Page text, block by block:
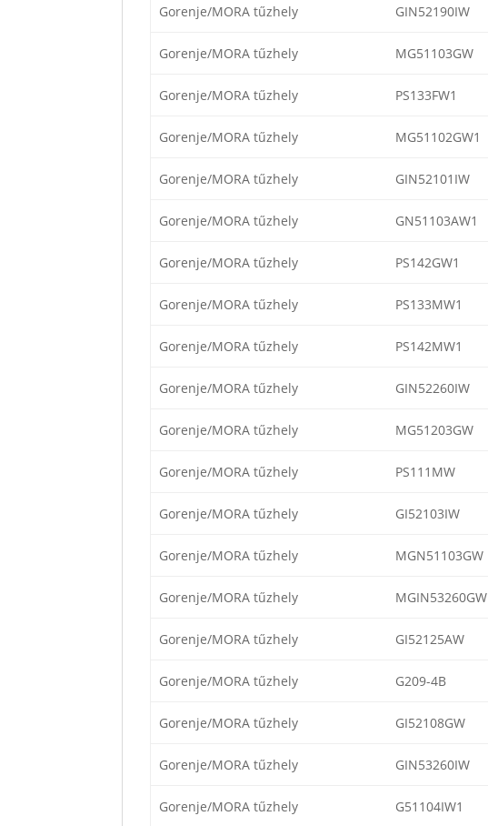
Gorenje/MORA tűzhely GIN52190IW
Gorenje/MORA tűzhely MG51103GW
Gorenje/MORA tűzhely PS133FW1
Gorenje/MORA tűzhely MG51102GW1
Gorenje/MORA tűzhely GIN52101IW
Gorenje/MORA tűzhely GN51103AW1
Gorenje/MORA tűzhely PS142GW1
Gorenje/MORA tűzhely PS133MW1
Gorenje/MORA tűzhely PS142MW1
Gorenje/MORA tűzhely GIN52260IW
Gorenje/MORA tűzhely MG51203GW
Gorenje/MORA tűzhely PS111MW
Gorenje/MORA tűzhely GI52103IW
Gorenje/MORA tűzhely MGN51103GW
Gorenje/MORA tűzhely MGIN53260GW
Gorenje/MORA tűzhely GI52125AW
Gorenje/MORA tűzhely G209-4B
Gorenje/MORA tűzhely GI52108GW
Gorenje/MORA tűzhely GIN53260IW
Gorenje/MORA tűzhely G51104IW1